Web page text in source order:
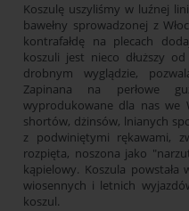
Koszulę uszyliśmy w luźnej
bawełny sprowadzonej z
kontrafałdę na plecach
koszuli jest nieco dłuższy
drobnym wyglądzie,
Zapinana na perłowe
wyprodukowane dla nas we
shortów, dżinsów, lnianych
z podwiniętymi rękawami,
rozpięta, noszona jako
kąpielowy. Koszula
wiosennych i letnich
koszul.